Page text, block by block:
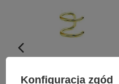
Konfiguracja zgód